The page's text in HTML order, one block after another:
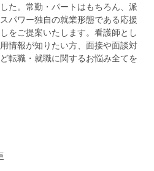
た。常勤・パートはもちろん、派
パワー独自の就業形態である応援
をご提案いたします。看護師とし
情報が知りたい方、面接や面談対
転職・就職に関するお悩み全てを